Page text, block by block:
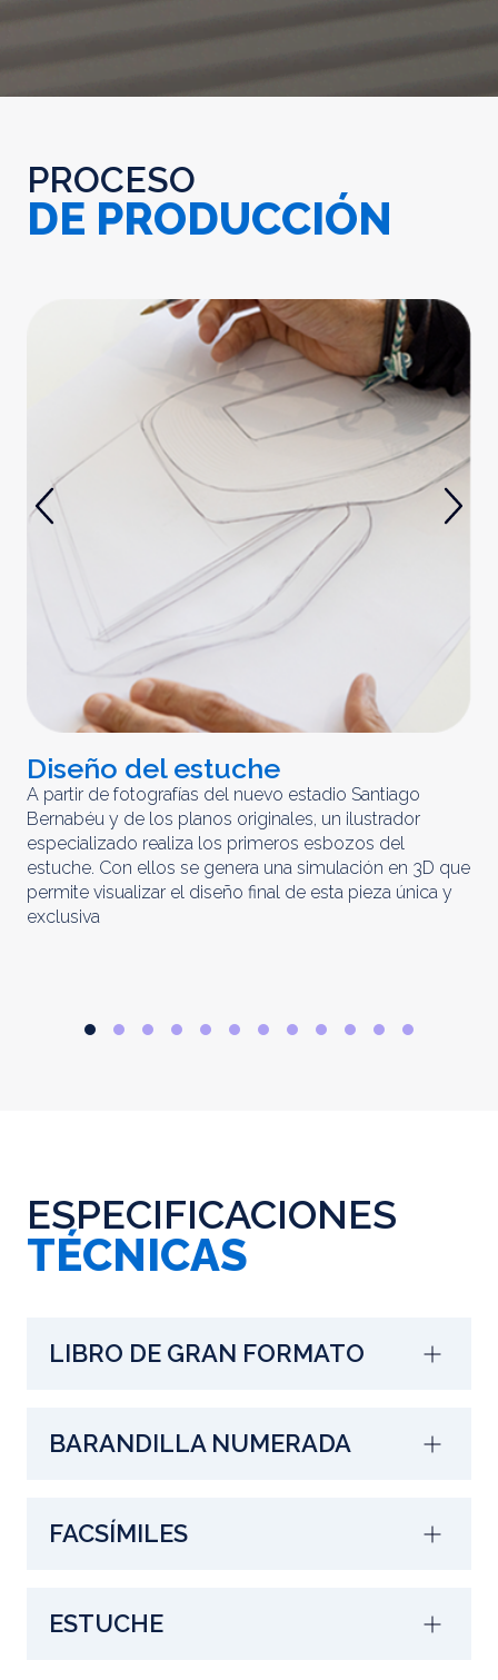
PROCESO
DE PRODUCCIÓN
Diseño del estuche
A partir de fotografías del nuevo estadio Santiago
Bernabéu y de los planos originales, un ilustrador
especializado realiza los primeros esbozos del
estuche. Con ellos se genera una simulación en 3D que
permite visualizar el diseño final de esta pieza única y
exclusiva
ESPECIFICACIONES
TÉCNICAS
LIBRO DE GRAN FORMATO
BARANDILLA NUMERADA
FACSÍMILES
ESTUCHE